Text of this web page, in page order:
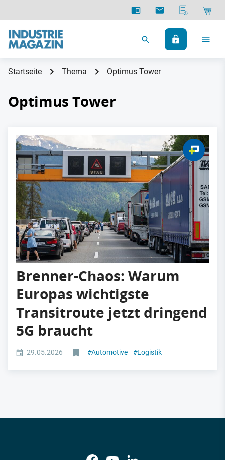
Startseite Thema Optimus Tower
Optimus Tower
Brenner-Chaos: Warum
Europas wichtigste
Transitroute jetzt dringend
5G braucht
29.05.2026 #Automotive #Logistik